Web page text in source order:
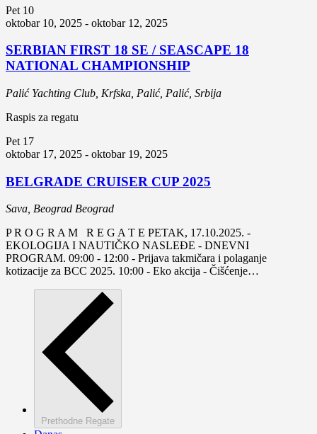
Pet 10
oktobar 10, 2025 - oktobar 12, 2025
SERBIAN FIRST 18 SE / SEASCAPE 18
NATIONAL CHAMPIONSHIP
Palić Yachting Club, Krfska, Palić, Palić, Srbija
Raspis za regatu
Pet 17
oktobar 17, 2025 - oktobar 19, 2025
BELGRADE CRUISER CUP 2025
Sava, Beograd Beograd
P R O G R A M R E G A T E PETAK, 17.10.2025. -
EKOLOGIJA I NAUTIČKO NASLEĐE - DNEVNI
PROGRAM. 09:00 - 12:00 - Prijava takmičara i polaganje
kotizacije za BCC 2025. 10:00 - Eko akcija - Čišćenje…
Prethodne Regate